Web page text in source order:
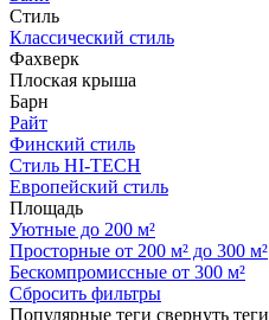
Стиль
Классический стиль
Фахверк
Плоская крыша
Барн
Райт
Финский стиль
Стиль HI-TECH
Европейский стиль
Площадь
Уютные до 200 м²
Просторные от 200 м² до 300 м²
Бескомпромиссные от 300 м²
Сбросить фильтры
Популярные теги свернуть теги